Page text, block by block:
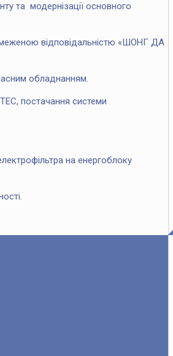
та модернізації основного
відповідальністю «ШОНГ ДА
обладнанням.
постачання системи
на енергоблоку